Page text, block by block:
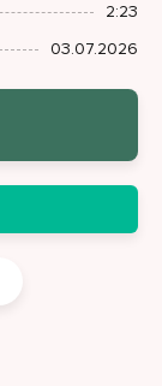
2:23
03.07.2026